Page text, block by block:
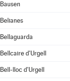
Bausen
Belianes
Bellaguarda
Bellcaire d'Urgell
Bell-lloc d'Urgell